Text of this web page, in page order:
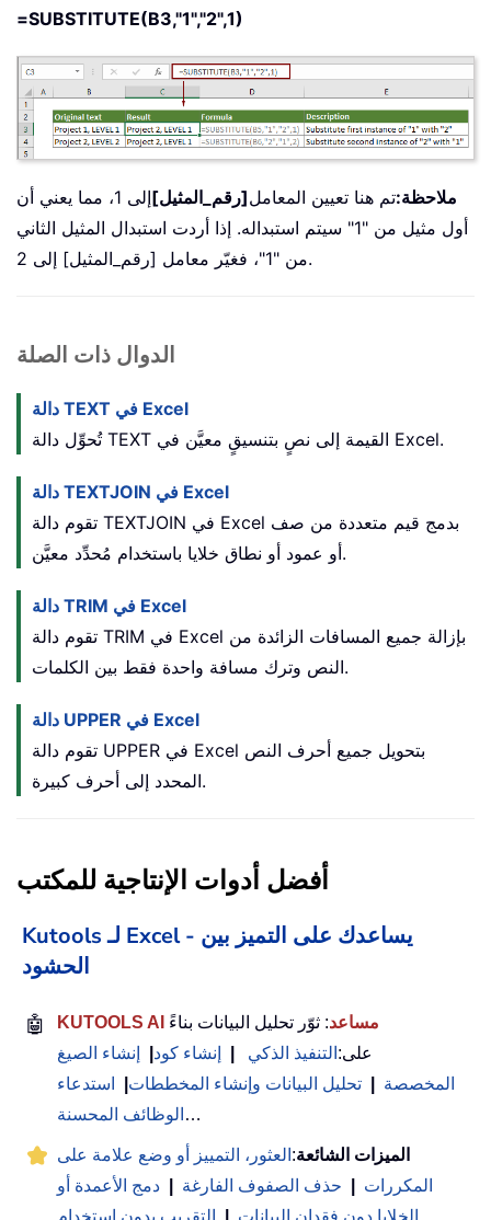
=SUBSTITUTE(B3,"1","2",1)
ملاحظة:تم هنا تعيين المعامل[رقم_المثيل]
إلى 1، مما يعني أن
أول مثيل من "1" سيتم استبداله. إذا أردت استبدال المثيل الثاني
من "1"، فغيّر معامل [رقم_المثيل] إلى 2.
الدوال ذات الصلة
دالة TEXT في Excel
تُحوِّل دالة TEXT القيمة إلى نصٍ بتنسيقٍ معيَّن في Excel.
دالة TEXTJOIN في Excel
تقوم دالة TEXTJOIN في Excel بدمج قيم متعددة من صف
أو عمود أو نطاق خلايا باستخدام مُحدِّد معيَّن.
دالة TRIM في Excel
تقوم دالة TRIM في Excel بإزالة جميع المسافات الزائدة من
النص وترك مسافة واحدة فقط بين الكلمات.
دالة UPPER في Excel
تقوم دالة UPPER
المحدد إلى أحرف كبيرة.
أفضل أدوات الإنتاجية للمكتب
Kutools لـ Excel - يساعدك على التميز بين
الحشود
🤖 KUTOOLS AI مساعد: ثوّر تحليل البيانات بناءً
على: التنفيذ الذكي إنشاء كود
إنشاء الصيغ
المخصصة
تحليل البيانات وإنشاء المخططات
استدعاء
الوظائف المحسنة …
الميزات الشائعة: العثور، التمييز أو وضع علامة على
المكررات
حذف الصفوف الفارغة
دمج الأعمدة أو
الخلايا دون فقدان البيانات
التقريب بدون استخدام